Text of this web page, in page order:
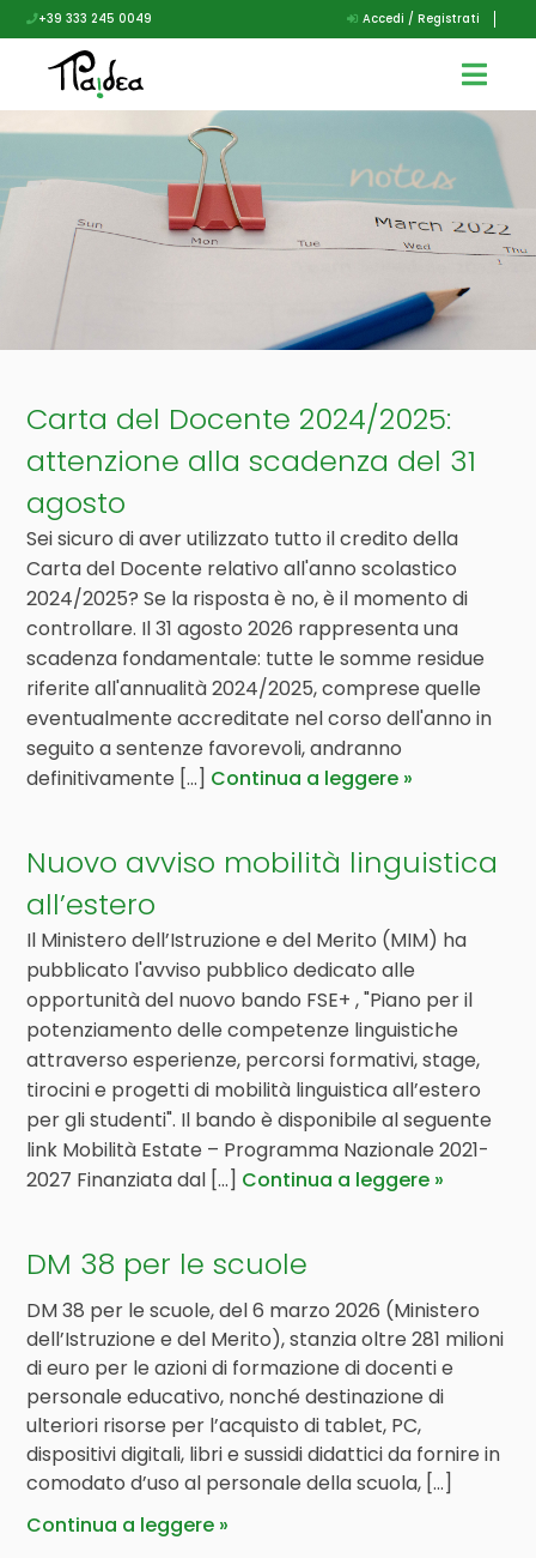
+39 333 245 0049 Accedi / Registrati
Carta del Docente 2024/2025:
attenzione alla scadenza del 31
agosto
Sei sicuro di aver utilizzato tutto il credito della
Carta del Docente relativo all'anno scolastico
2024/2025? Se la risposta è no, è il momento di
controllare. Il 31 agosto 2026 rappresenta una
scadenza fondamentale: tutte le somme residue
riferite all'annualità 2024/2025, comprese quelle
eventualmente accreditate nel corso dell'anno in
seguito a sentenze favorevoli, andranno
definitivamente [...] Continua a leggere
Nuovo avviso mobilità linguistica
all’estero
Il Ministero dell’Istruzione e del Merito (MIM) ha
pubblicato l'avviso pubblico dedicato alle
opportunità del nuovo bando FSE+ , "Piano per il
potenziamento delle competenze linguistiche
attraverso esperienze, percorsi formativi, stage,
tirocini e progetti di mobilità linguistica all’estero
per gli studenti". Il bando è disponibile al seguente
link Mobilità Estate – Programma Nazionale 2021-
2027 Finanziata dal [...] Continua a leggere
DM 38 per le scuole
DM 38 per le scuole, del 6 marzo 2026 (Ministero
dell’Istruzione e del Merito), stanzia oltre 281 milioni
di euro per le azioni di formazione di docenti e
personale educativo, nonché destinazione di
ulteriori risorse per l’acquisto di tablet, PC,
dispositivi digitali, libri e sussidi didattici da fornire in
comodato d’uso al personale della scuola, […]
Continua a leggere